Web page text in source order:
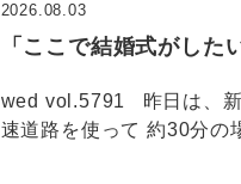
「ここで結婚式がした
2026.08.03
wed vol.5791 昨日は、
速道路を使って 約30分の